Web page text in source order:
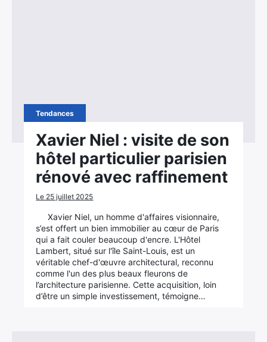
Tendances
Xavier Niel : visite de son
hôtel particulier parisien
rénové avec raffinement
Le 25 juillet 2025
Xavier Niel, un homme d'affaires visionnaire,
s’est offert un bien immobilier au cœur de Paris
qui a fait couler beaucoup d'encre. L'Hôtel
Lambert, situé sur l'île Saint-Louis, est un
véritable chef-d'œuvre architectural, reconnu
comme l'un des plus beaux fleurons de
l’architecture parisienne. Cette acquisition, loin
d’être un simple investissement, témoigne…